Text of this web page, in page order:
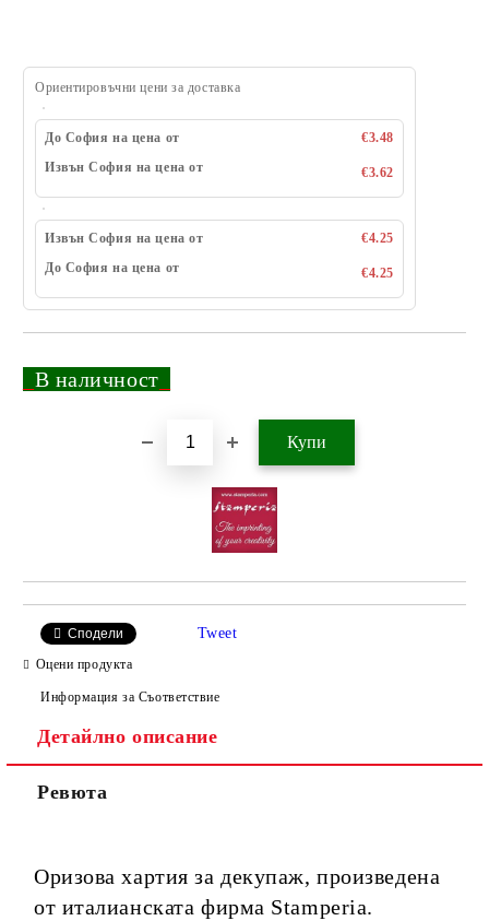
Ориентировъчни цени за доставка
До София на цена от
€3.48
Извън София на цена от
€3.62
Извън София на цена от
€4.25
До София на цена от
€4.25
В наличност
Сподели Tweet
Оцени продукта
Информация за Съответствие
Детайлно описание
Ревюта
Оризова хартия за декупаж, произведена
от италианската фирма Stamperia.